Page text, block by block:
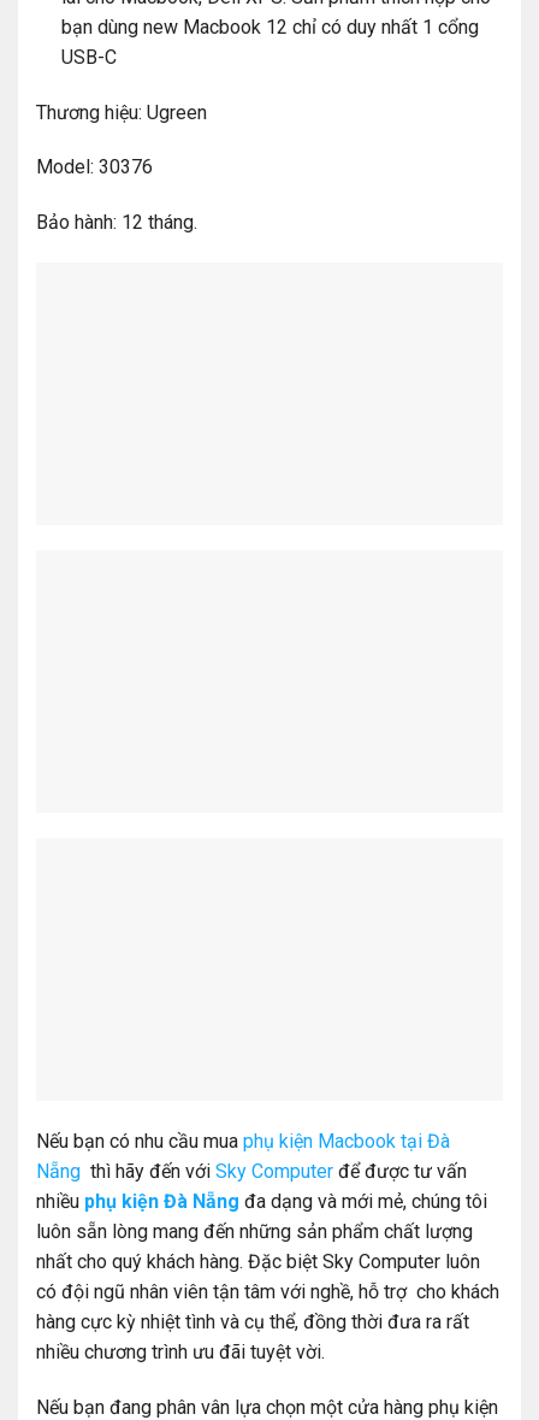
bạn dùng new Macbook 12 chỉ có duy nhất 1 cổng
USB-C
Thương hiệu: Ugreen
Model: 30376
Bảo hành: 12 tháng.
Nếu bạn có nhu cầu mua phụ kiện Macbook tại Đà
Nẵng thì hãy đến với Sky Computer để được tư vấn
nhiều phụ kiện Đà Nẵng đa dạng và mới mẻ, chúng tôi
luôn sẵn lòng mang đến những sản phẩm chất lượng
nhất cho quý khách hàng. Đặc biệt Sky Computer luôn
có đội ngũ nhân viên tận tâm với nghề, hỗ trợ cho khách
hàng cực kỳ nhiệt tình và cụ thể, đồng thời đưa ra rất
nhiều chương trình ưu đãi tuyệt vời.
Nếu bạn đang phân vân lựa chọn một cửa hàng phụ kiện